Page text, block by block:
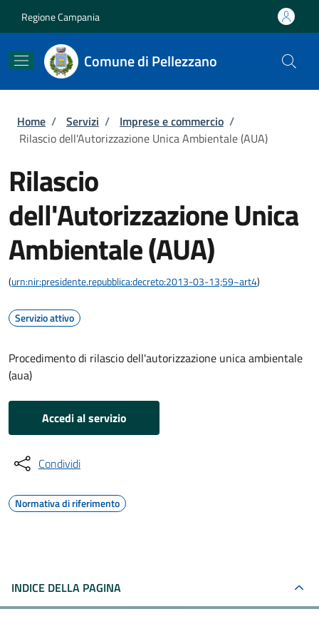
Regione Campania
Comune di Pellezzano
Briciole di pane
Home / Servizi / Imprese e commercio /
Rilascio dell'Autorizzazione Unica Ambientale (AUA)
Rilascio
dell'Autorizzazione Unica
Ambientale (AUA)
(urn:nir:presidente.repubblica:decreto:2013-03-13;59~art4)
Servizio attivo
Procedimento di rilascio dell'autorizzazione unica ambientale
(aua)
Accedi al servizio
Condividi
Normativa di riferimento
INDICE DELLA PAGINA